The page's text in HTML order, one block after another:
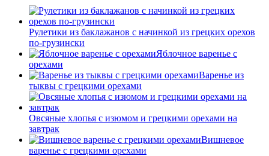
Рулетики из баклажанов с начинкой из грецких орехов
по-грузински
Яблочное варенье с
орехами
Варенье из
тыквы с грецкими орехами
Овсяные хлопья с изюмом и грецкими орехами на
завтрак
Вишневое
варенье с грецкими орехами